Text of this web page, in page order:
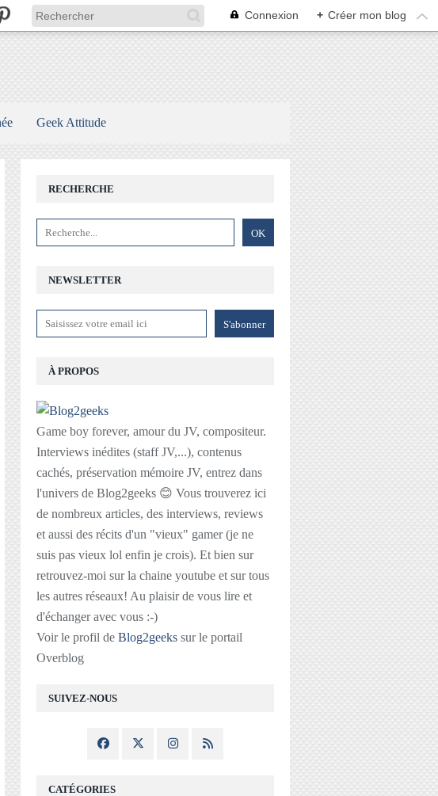
Connexion + Créer mon blog
Geek Attitude
NEWSLETTER
SUIVEZ-NOUS
RECHERCHE
À PROPOS
Game boy forever, amour du JV, compositeur.
Interviews inédites (staff JV,...), contenus
cachés, préservation mémoire JV, entrez dans
l'univers de Blog2geeks 😊 Vous trouverez ici
de nombreux articles, des interviews, reviews
et aussi des récits d'un "vieux" gamer (je ne
suis pas vieux lol enfin je crois). Et bien sur
retrouvez-moi sur la chaine youtube et sur tous
les autres réseaux! Au plaisir de vous lire et
d'échanger avec vous :-)
Voir le profil de Blog2geeks sur le portail
Overblog
CATÉGORIES